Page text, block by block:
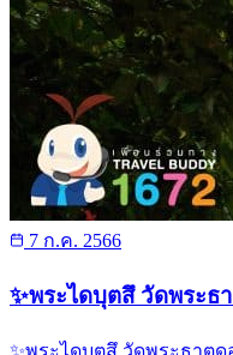
7 ก.ค. 2566
✨พระไดบุตสึ วัดพระ
✨พระไดบุตสึ วัดพระธาตุ